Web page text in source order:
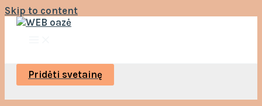
Skip to content
Pridėti svetainę